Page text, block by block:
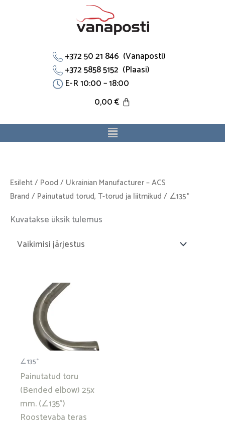
+372 50 21 846 (Vanaposti)
+372 5858 5152 (Plaasi)
E-R 10:00 – 18:00
0,00€
Menu
Esileht/ Pood / Ukrainian Manufacturer – ACS
Brand / Painutatud torud, T-torud ja liitmikud / ∠135°
Kuvatakse üksik tulemus
∠135°
Painutatud toru
(Bended elbow) 25x
mm. (∠135°)
Roostevaba teras